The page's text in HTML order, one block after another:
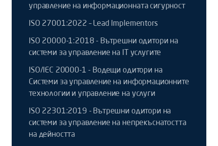
управление на информационната сигурност
ISO 27001:2022 – Lead Implementors
ISO 20000-1:2018 - Вътрешни одитори на
системи за управление на IT услугите
ISO/IEC 20000-1 - Водещи одитори на
Системи за управление на информационните
технологии и управление на услуги
ISO 22301:2019 - Вътрешни одитори на
системи за управление на непрекъснатостта
на дейността